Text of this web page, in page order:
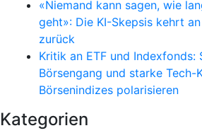
«Niemand kann sagen, wie
geht»: Die KI-Skepsis kehrt
zurück
Kritik an ETF und Indexfonds:
Börsengang und starke Tech-
Börsenindizes polarisieren
Kategorien